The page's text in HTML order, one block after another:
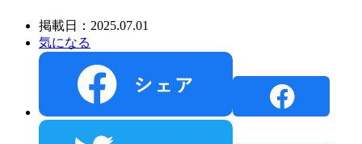
掲載日：2025.07.01
気になる